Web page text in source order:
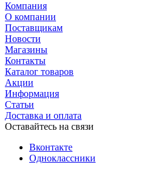
Компания
О компании
Поставщикам
Новости
Магазины
Контакты
Каталог товаров
Акции
Информация
Статьи
Доставка и оплата
Оставайтесь на связи
Вконтакте
Одноклассники